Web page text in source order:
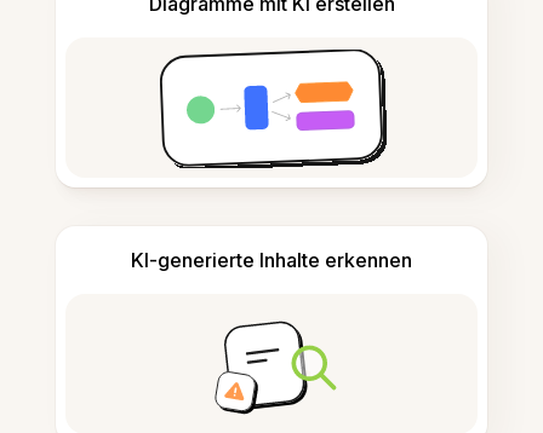
KI-generierte Inhalte erkennen